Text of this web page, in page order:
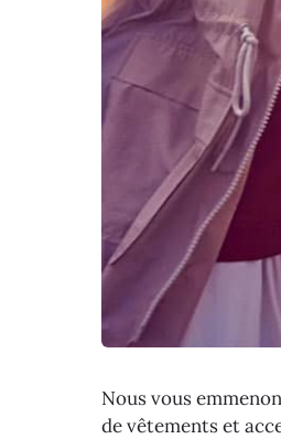
Nous vous
de vêtements et